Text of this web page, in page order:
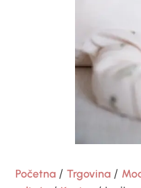
Početna /Trgovina /